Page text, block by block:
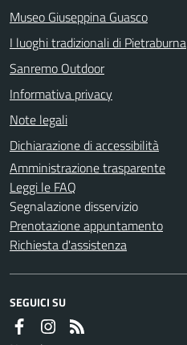
Museo Giuseppina Guasco
I luoghi tradizionali di Pietraburna
Sanremo Outdoor
Informativa privacy
Note legali
Dichiarazione di accessibilità
Amministrazione trasparente
Leggi le FAQ
Segnalazione disservizio
Prenotazione appuntamento
Richiesta d'assistenza
SEGUICI SU